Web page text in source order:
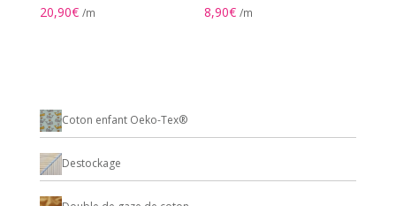
Coton enfant Oeko-Tex®
Destockage
20,90€ /m
8,90€ /m